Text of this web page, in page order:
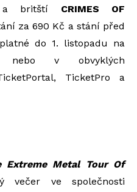
britští CRIMES OF
za 690 Kč a stání před
do 1. listopadu na
v obvyklých
TicketPro a
Extreme Metal Tour Of
večer ve společnosti